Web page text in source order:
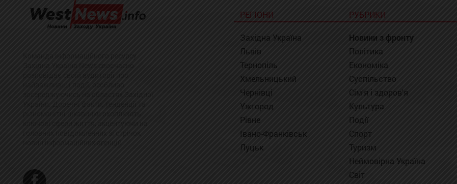
РЕГІОНИ
Західна Україна
Львів
Тернопіль
Хмельницький
Чернівці
Ужгород
Рівне
Івано-Франківськ
Луцьк
РУБРИКИ
Новини з фронту
Політика
Економіка
Суспільство
Сім'я і здоров'я
Культура
Події
Спорт
Туризм
Неймовірна Україна
Світ